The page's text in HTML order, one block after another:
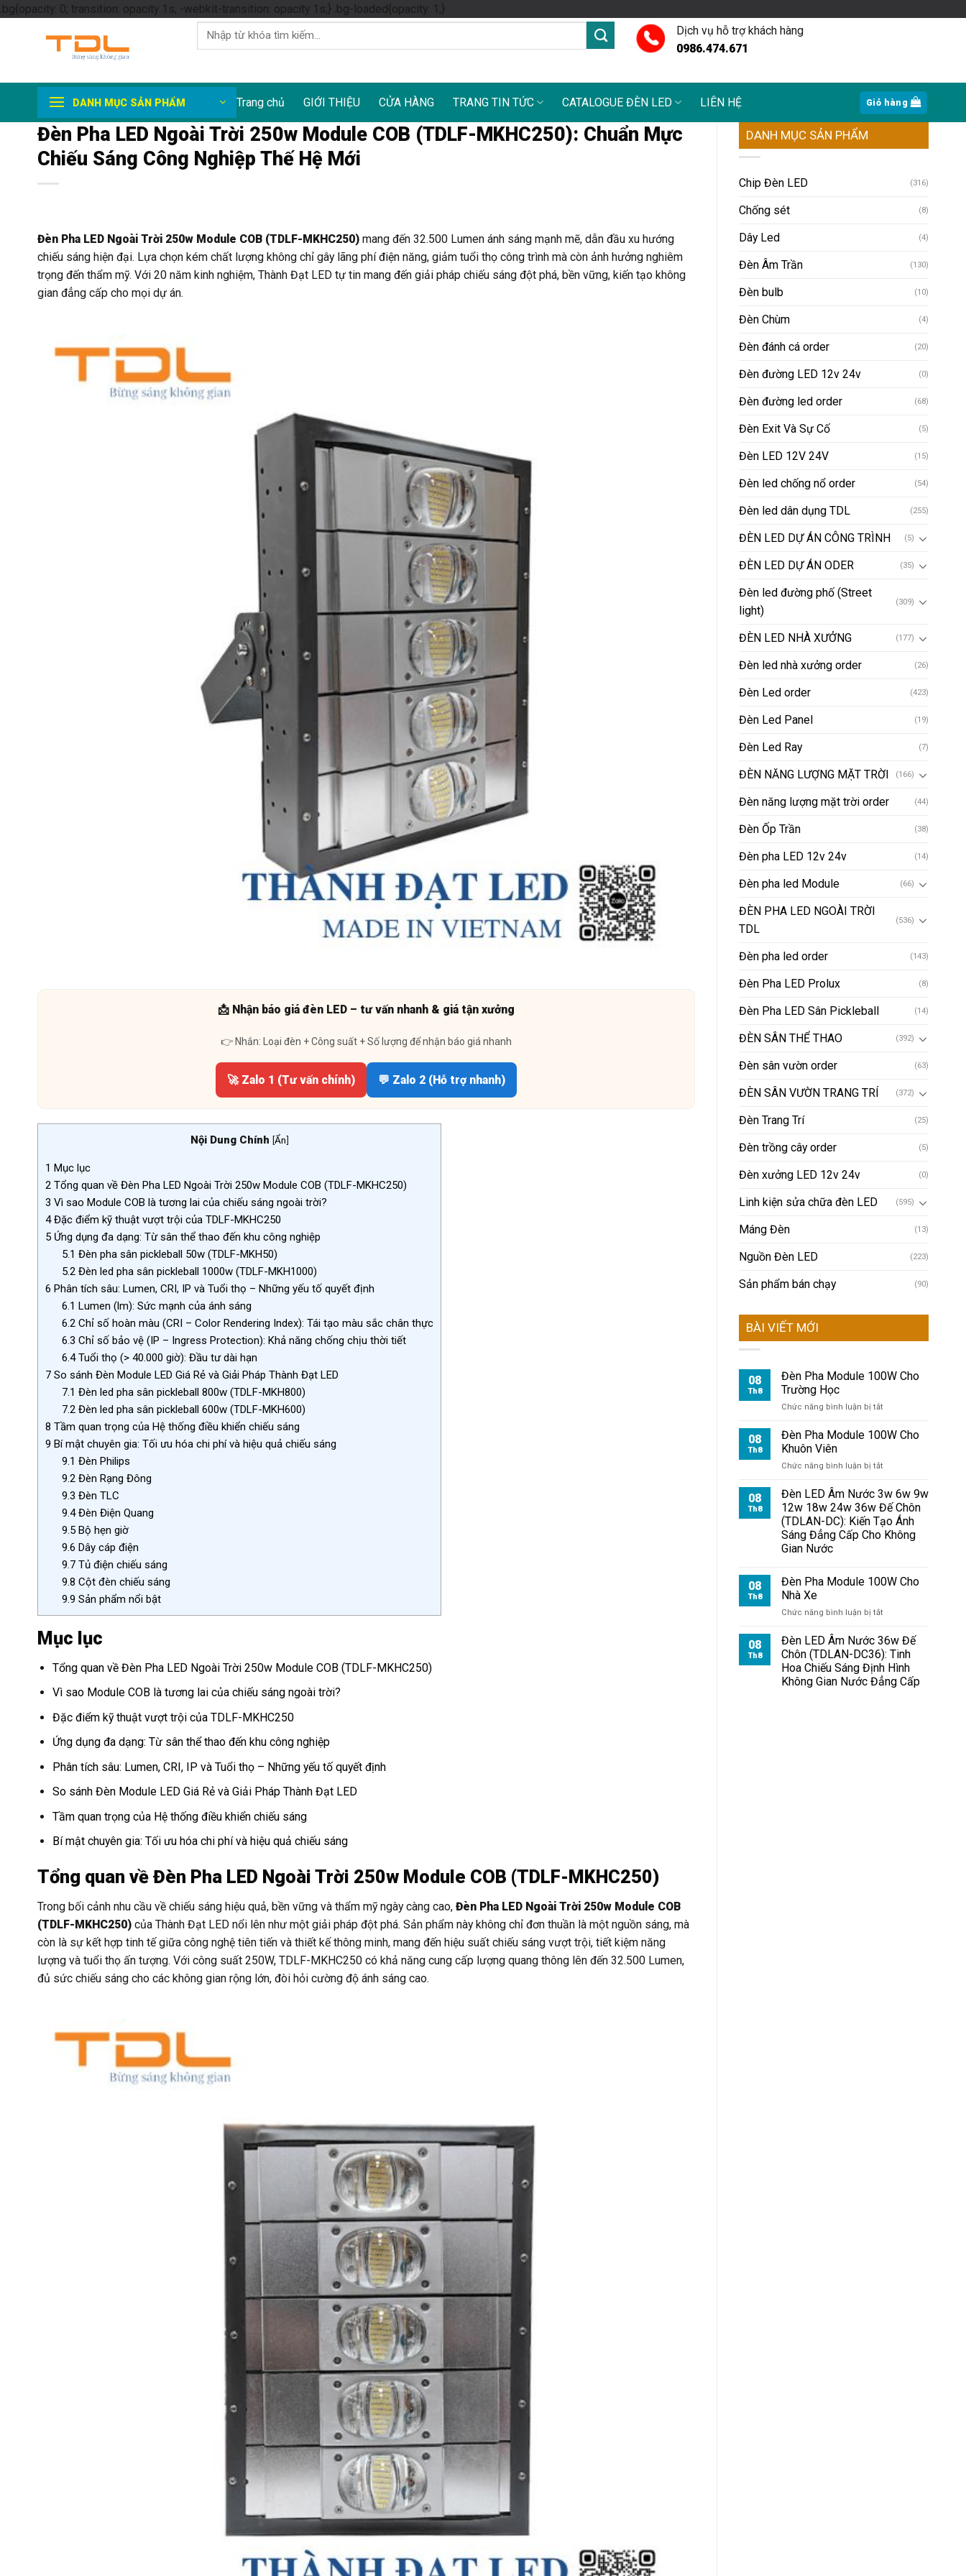
.bg{opacity: 0; transition: opacity 1s; -webkit-transition: opacity 1s;} .bg-loaded{opacity: 1;}Skip
to
Tìm
kiếm:
Dịch vụ hỗ trợ khách hàng
0986.474.671
DANH MỤC SẢN PHẨM Trang chủ GIỚI THIỆU CỬA HÀNG TRANG TIN TỨC CATALOGUE ĐÈN LED LIÊN HỆ Giỏ hàng
Đèn Pha LED Ngoài Trời 250w Module COB (TDLF-MKHC250): Chuẩn Mực
Chiếu Sáng Công Nghiệp Thế Hệ Mới
Đèn Pha LED Ngoài Trời 250w Module COB (TDLF-MKHC250) mang đến 32.500 Lumen ánh sáng mạnh mẽ, dẫn đầu xu hướng
chiếu sáng hiện đại. Lựa chọn kém chất lượng không chỉ gây lãng phí điện năng, giảm tuổi thọ công trình mà còn ảnh hưởng nghiêm
trọng đến thẩm mỹ. Với 20 năm kinh nghiệm, Thành Đạt LED tự tin mang đến giải pháp chiếu sáng đột phá, bền vững, kiến tạo không
gian đẳng cấp cho mọi dự án.
📩 Nhận báo giá đèn LED – tư vấn nhanh & giá tận xưởng
👉 Nhắn: Loại đèn + Công suất + Số lượng để nhận báo giá nhanh
🚀 Zalo 1 (Tư vấn chính) 💬 Zalo 2 (Hỗ trợ nhanh)
Nội Dung Chính [Ẩn]
1 Mục lục
2 Tổng quan về Đèn Pha LED Ngoài Trời 250w Module COB (TDLF-MKHC250)
3 Vì sao Module COB là tương lai của chiếu sáng ngoài trời?
4Đặc điểm kỹ thuật vượt trội của TDLF-MKHC250
5 Ứng dụng đa dạng: Từ sân thể thao đến khu công nghiệp
5.1 Đèn pha sân pickleball 50w (TDLF-MKH50)
5.2Đèn led pha sân pickleball 1000w (TDLF-MKH1000)
6 Phân tích sâu: Lumen, CRI, IP và Tuổi thọ – Những yếu tố quyết định
6.1 Lumen (lm): Sức mạnh của ánh sáng
6.2Chỉ số hoàn màu (CRI – Color Rendering Index): Tái tạo màu sắc chân thực
6.3 Chỉ số bảo vệ (IP – Ingress Protection): Khả năng chống chịu thời tiết
6.4Tuổi thọ (> 40.000 giờ): Đầu tư dài hạn
7 So sánh Đèn Module LED Giá Rẻ và Giải Pháp Thành Đạt LED
7.1 Đèn led pha sân pickleball 800w (TDLF-MKH800)
7.2Đèn led pha sân pickleball 600w (TDLF-MKH600)
8 Tầm quan trọng của Hệ thống điều khiển chiếu sáng
9 Bí mật chuyên gia: Tối ưu hóa chi phí và hiệu quả chiếu sáng
9.1 Đèn Philips
9.2Đèn Rạng Đông
9.3 Đèn TLC
9.4Đèn Điện Quang
9.5Bộ hẹn giờ
9.6 Dây cáp điện
9.7Tủ điện chiếu sáng
9.8 Cột đèn chiếu sáng
9.9 Sản phẩm nổi bật
Mục lục
Tổng quan về Đèn Pha LED Ngoài Trời 250w Module COB (TDLF-MKHC250)
Vì sao Module COB là tương lai của chiếu sáng ngoài trời?
Đặc điểm kỹ thuật vượt trội của TDLF-MKHC250
Ứng dụng đa dạng: Từ sân thể thao đến khu công nghiệp
Phân tích sâu: Lumen, CRI, IP và Tuổi thọ – Những yếu tố quyết định
So sánh Đèn Module LED Giá Rẻ và Giải Pháp Thành Đạt LED
Tầm quan trọng của Hệ thống điều khiển chiếu sáng
Bí mật chuyên gia: Tối ưu hóa chi phí và hiệu quả chiếu sáng
Tổng quan về Đèn Pha LED Ngoài Trời 250w Module COB (TDLF-MKHC250)
Trong bối cảnh nhu cầu về chiếu sáng hiệu quả, bền vững và thẩm mỹ ngày càng cao, Đèn Pha LED Ngoài Trời 250w Module COB
(TDLF-MKHC250) của Thành Đạt LED nổi lên như một giải pháp đột phá. Sản phẩm này không chỉ đơn thuần là một nguồn sáng, mà
còn là sự kết hợp tinh tế giữa công nghệ tiên tiến và thiết kế thông minh, mang đến hiệu suất chiếu sáng vượt trội, tiết kiệm năng
lượng và tuổi thọ ấn tượng. Với công suất 250W, TDLF-MKHC250 có khả năng cung cấp lượng quang thông lên đến 32.500 Lumen,
đủ sức chiếu sáng cho các không gian rộng lớn, đòi hỏi cường độ ánh sáng cao.
DANH MỤC SẢN PHẨM
Chip Đèn LED (316)
Chống sét (8)
Dây Led (4)
Đèn Âm Trần (130)
Đèn bulb (10)
Đèn Chùm (4)
Đèn đánh cá order (20)
Đèn đường LED 12v 24v (0)
Đèn đường led order (68)
Đèn Exit Và Sự Cố (5)
Đèn LED 12V 24V (15)
Đèn led chống nổ order (54)
Đèn led dân dụng TDL (255)
ĐÈN LED DỰ ÁN CÔNG TRÌNH (5)
ĐÈN LED DỰ ÁN ODER (35)
Đèn led đường phố (Street
light)
(309)
ĐÈN LED NHÀ XƯỞNG (177)
Đèn led nhà xưởng order (26)
Đèn Led order (423)
Đèn Led Panel (19)
Đèn Led Ray (7)
ĐÈN NĂNG LƯỢNG MẶT TRỜI (166)
Đèn năng lượng mặt trời order (44)
Đèn Ốp Trần (38)
Đèn pha LED 12v 24v (14)
Đèn pha led Module (66)
ĐÈN PHA LED NGOÀI TRỜI
TDL
(536)
Đèn pha led order (143)
Đèn Pha LED Prolux (8)
Đèn Pha LED Sân Pickleball (14)
ĐÈN SÂN THỂ THAO (392)
Đèn sân vườn order (63)
ĐÈN SÂN VƯỜN TRANG TRÍ (372)
Đèn Trang Trí (25)
Đèn trồng cây order (5)
Đèn xưởng LED 12v 24v (0)
Linh kiện sửa chữa đèn LED (595)
Máng Đèn (13)
Nguồn Đèn LED (223)
Sản phẩm bán chạy (90)
BÀI VIẾT MỚI
08
Th8
Đèn Pha Module 100W Cho
Trường Học
Chức năng bình luận bị tắt
Pha
Học
08
Th8
Đèn Pha Module 100W Cho
Khuôn Viên
Chức năng bình luận bị tắt
Pha
Module
100W
Cho
Khuôn
08
Th8
Đèn LED Âm Nước 3w 6w 9w
12w 18w 24w 36w Đế Chôn
(TDLAN-DC): Kiến Tạo Ánh
Sáng Đẳng Cấp Cho Không
Gian Nước
08
Th8
Đèn Pha Module 100W Cho
Nhà Xe
Chức năng bình luận bị tắt
Pha
Module
100W
Cho
Nhà
08
Th8
Đèn LED Âm Nước 36w Đế
Chôn (TDLAN-DC36): Tinh
Hoa Chiếu Sáng Định Hình
Không Gian Nước Đẳng Cấp